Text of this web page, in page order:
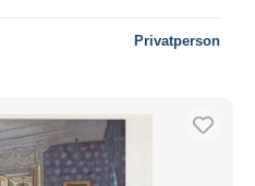
Privatperson